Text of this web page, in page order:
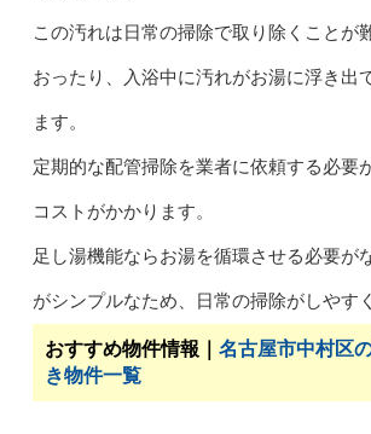
この汚れは日常の掃除で取り除くことが
おったり、入浴中に汚れがお湯に浮き出
ます。
定期的な配管掃除を業者に依頼する必要
コストがかかります。
足し湯機能ならお湯を循環させる必要が
がシンプルなため、日常の掃除がしやす
おすすめ物件情報｜ 名古屋市中村区
き物件一覧